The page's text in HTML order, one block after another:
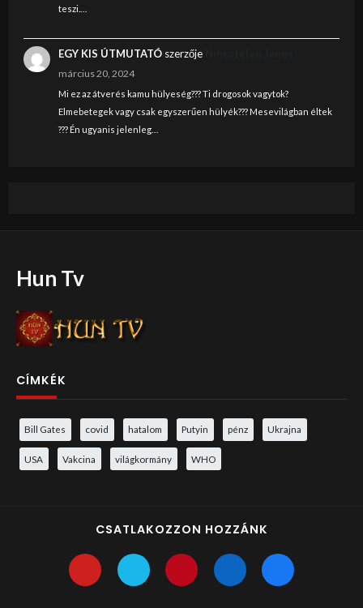
teszi.…
EGY KIS ÚTMUTATÓszerzője
március 20, 2024
Mi ez az átverés kamu hülyeség??? Ti drogosok vagytok?
Elmebetegek vagy csak egyszerűen hülyék??? Mesevilágban éltek
??? Én ugyanis jelenleg…
Hun Tv
CÍMKÉK
Bill Gates covid hatalom Putyin pénz Ukrajna
USA Vakcina világkormány WHO
CSATLAKOZZON HOZZÁNK